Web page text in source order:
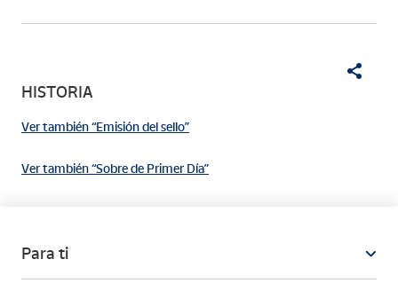
HISTORIA
Ver también “Emisión del sello”
Ver también “Sobre de Primer Día”
Para ti